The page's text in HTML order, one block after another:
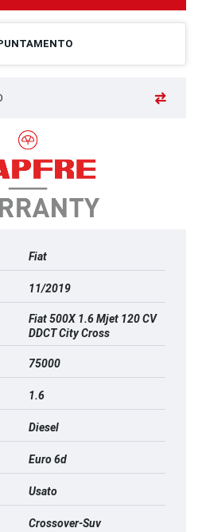
Fiat
11/2019
Fiat 500X 1.6 Mjet 120 CV
DDCT City Cross
75000
1.6
Diesel
Euro 6d
Usato
Crossover-Suv